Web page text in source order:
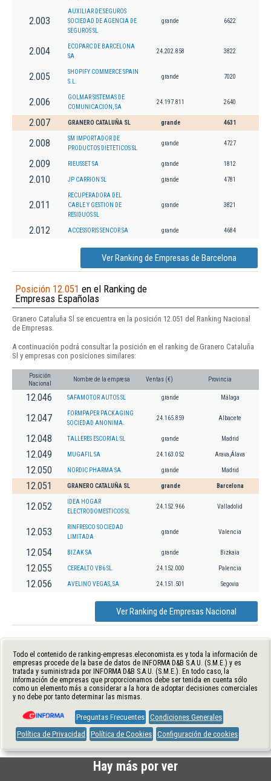
2.003
AUXILIAR DE SEGUROS
SOCIEDAD DE AGENCIA DE
SEGUROS SL
grande 6622
2.004
ECOPARC DE BARCELONA
SA
24.202.858 3822
2.005
SHOPIFY COMMERCE SPAIN
S.L.
grande 7020
2.006
GOLMAR SISTEMAS DE
COMUNICACION, SA
24.197.811 2640
2.007 GRANERO CATALUÑA SL grande 4631
2.008
SM IMPORTADOR DE
PRODUCTOS DIETETICOS SL
grande 4727
2.009 RIEUSSET SA grande 1812
2.010 JP CARRION SL grande 4781
2.011
RECUPERADORA DEL
CABLE Y GESTION DE
RESIDUOS SL
grande 3821
2.012 ACCESSORIS SENCOR SA grande 4684
Ver Ranking de Empresas de Barcelona
Posición 12.051 en el Ranking de
Empresas Españolas
Granero Cataluña Sl se encuentra en la posición 12.051 del Ranking Nacional
de Empresas.
A continuación podrá consultar la posición en el ranking de Granero Cataluña
Sl y empresas con posiciones similares:
Posición
Nacional
Nombre de la empresa Ventas (€) Provincia
12.046 SAFAMOTOR AUTOS SL grande Málaga
12.047
FORMPAPER PACKAGING
SOCIEDAD ANONIMA.
24.165.859 Albacete
12.048 TALLERES ESCORIAL SL grande Madrid
12.049 MUGAFIL SA 24.163.052 Arava,Álava
12.050 NORDIC PHARMA SA. grande Madrid
12.051 GRANERO CATALUÑA SL grande Barcelona
12.052
IDEA HOGAR
ELECTRODOMESTICOS SL
24.152.966 Valladolid
12.053
RINFRESCO SOCIEDAD
LIMITADA
grande Valencia
12.054 BIZAK SA grande Bizkaia
12.055 CEREALTO VB6 SL. 24.152.000 Palencia
12.056 AVELINO VEGAS, SA 24.151.501 Segovia
Ver Ranking de Empresas Nacional
Todo el contenido de ranking-empresas.eleconomista.es y toda la información de
empresas procede de la base de datos de INFORMA D&B S.A.U. (S.M.E.) y es
tratada y suministrada por INFORMA D&B S.A.U. (S.M.E.). En todo caso, la
información de empresas que proporcionamos debe ser tenida en cuenta sólo
como un elemento más a considerar a la hora de adoptar decisiones comerciales
y no debe por tanto determinar las mismas.
Preguntas Frecuentes Condiciones Generales
Política de Privacidad
Política de Cookies Configuración de cookies
Hay más por ver